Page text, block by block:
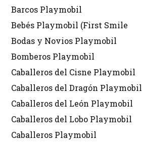
Barcos Playmobil
Bebés Playmobil (First Smile
Bodas y Novios Playmobil
Bomberos Playmobil
Caballeros del Cisne Playmobil
Caballeros del Dragón Playmobil
Caballeros del León Playmobil
Caballeros del Lobo Playmobil
Caballeros Playmobil